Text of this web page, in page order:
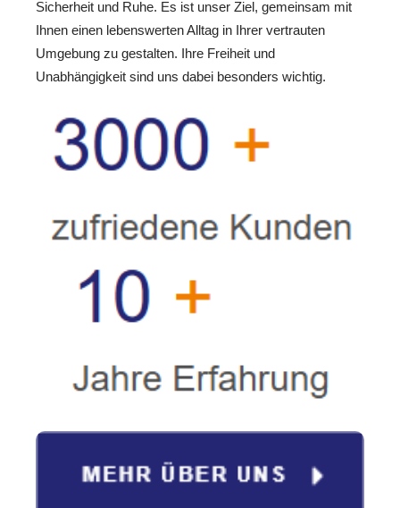
Sicherheit und Ruhe. Es ist unser Ziel, gemeinsam mit
Ihnen einen lebenswerten Alltag in Ihrer vertrauten
Umgebung zu gestalten. Ihre Freiheit und
Unabhängigkeit sind uns dabei besonders wichtig.